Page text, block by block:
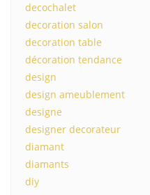
decochalet
decoration salon
decoration table
décoration tendance
design
design ameublement
designe
designer decorateur
diamant
diamants
diy